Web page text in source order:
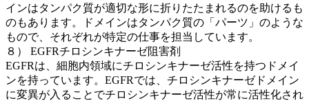
インはタンパク質が適切な形に折りたたまれるのを助けるも
のもあります。ドメインはタンパク質の「パーツ」のような
もので、それぞれが特定の仕事を担当しています。
８） EGFRチロシンキナーゼ阻害剤
EGFRは、細胞内領域にチロシンキナーゼ活性を持つドメイ
ンを持っています。EGFRでは、チロシンキナーゼドメイン
に変異が入ることでチロシンキナーゼ活性が常に活性化され